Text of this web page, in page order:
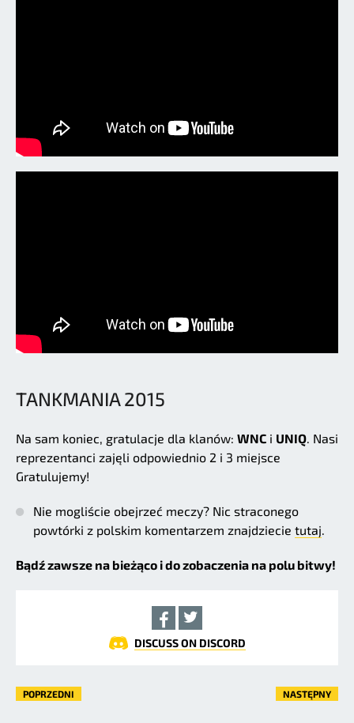
TANKMANIA 2015
Na sam koniec, gratulacje dla klanów: WNC i UNIQ . Nasi
reprezentanci zajęli odpowiednio 2 i 3 miejsce
Gratulujemy!
Nie mogliście obejrzeć meczy? Nic straconego
powtórki z polskim komentarzem znajdziecie tutaj
Bądź zawsze na bieżąco i do zobaczenia na polu bitwy!
DISCUSS ON DISCORD
POPRZEDNI NASTĘPNY